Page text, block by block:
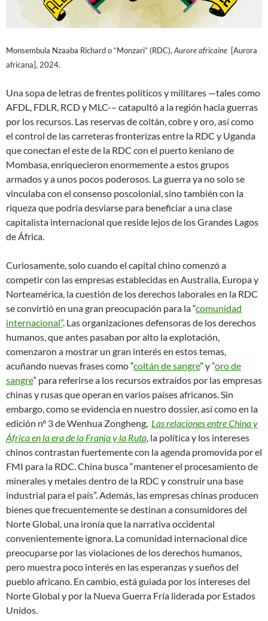
Monsembula Nzaaba Richard o “Monzari” (RDC), Aurore africaine [Aurora
africana], 2024.
Una sopa de letras de frentes políticos y militares —tales como
AFDL, FDLR, RCD y MLC-– catapultó a la región hacia guerras
por los recursos. Las reservas de coltán, cobre y oro, así como
el control de las carreteras fronterizas entre la RDC y Uganda
que conectan el este de la RDC con el puerto keniano de
Mombasa, enriquecieron enormemente a estos grupos
armados y a unos pocos poderosos. La guerra ya no solo se
vinculaba con el consenso poscolonial, sino también con la
riqueza que podría desviarse para beneficiar a una clase
capitalista internacional que reside lejos de los Grandes Lagos
de África.
Curiosamente, solo cuando el capital chino comenzó a
competir con las empresas establecidas en Australia, Europa y
Norteamérica, la cuestión de los derechos laborales en la RDC
se convirtió en una gran preocupación para la “comunidad
internacional”. Las organizaciones defensoras de los derechos
humanos, que antes pasaban por alto la explotación,
comenzaron a mostrar un gran interés en estos temas,
acuñando nuevas frases como “coltán de sangre” y “oro de
sangre” para referirse a los recursos extraídos por las empresas
chinas y rusas que operan en varios países africanos. Sin
embargo, como se evidencia en nuestro dossier, así como en la
edición n° 3 de Wenhua Zongheng, Las relaciones entre China y
África en la era de la Franja y la Ruta , la política y los intereses
chinos contrastan fuertemente con la agenda promovida por el
FMI para la RDC. China busca “mantener el procesamiento de
minerales y metales dentro de la RDC y construir una base
industrial para el país”. Además, las empresas chinas producen
bienes que frecuentemente se destinan a consumidores del
Norte Global, una ironía que la narrativa occidental
convenientemente ignora. La comunidad internacional dice
preocuparse por las violaciones de los derechos humanos,
pero muestra poco interés en las esperanzas y sueños del
pueblo africano. En cambio, está guiada por los intereses del
Norte Global y por la Nueva Guerra Fría liderada por Estados
Unidos.